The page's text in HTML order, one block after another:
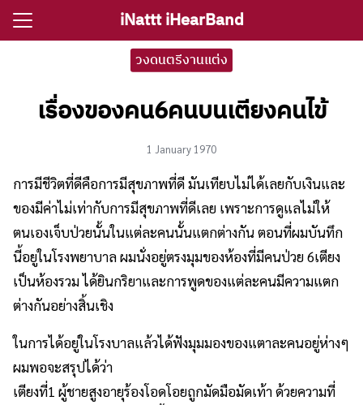
Skip
iNattt iHearBand
งานเลี้ยง
ราคาวงดนตรี
ไอนัท The Voice
iNattt
Search
วงดนตรีงานแต่ง
เรื่องของคน6คนบนเตียงคนไข้
1 January 1970
การมีชีวิตที่ดีคือการมีสุขภาพที่ดี มันเทียบไม่ได้เลยกับเงินและ
ของมีค่าไม่เท่ากับการมีสุขภาพที่ดีเลย เพราะการดูแลไม่ให้
ตนเองเจ็บป่วยนั้นในแต่ละคนนั้นแตกต่างกัน ตอนที่ผมบันทึก
นี้อยูในโรงพยาบาล ผมนั่งอยู่ตรงมุมของห้องที่มีคนป่วย 6เตียง
เป็นห้องรวม ได้ยินกริยาและการพูดของแต่ละคนมีความแตก
ต่างกันอย่างสิ้นเชิง
ในการได้อยู่ในโรงบาลแล้วได้ฟังมุมมองของแตาละคนอยู่ห่างๆ
ผมพอจะสรุปได้ว่า
เตียงที่1 ผู้ชายสูงอายุร้องโอดโอยถูกมัดมือมัดเท้า ด้วยความที่